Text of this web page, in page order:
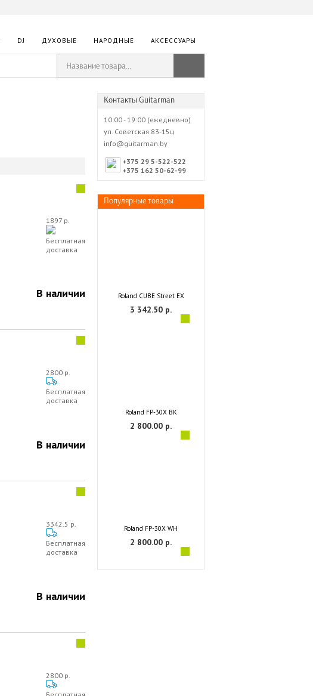
DJ ДУХОВЫЕ НАРОДНЫЕ АКСЕССУАРЫ
1897 р.
Бесплатная
доставка
В наличии
2800 р.
Бесплатная
доставка
В наличии
3342.5 р.
Бесплатная
доставка
В наличии
2800 р.
Контакты Guitarman
10:00 - 19:00 (ежедневно)
ул. Советская 83-15ц
info@guitarman.by
+375 29 5-522-522
+375 162 50-62-99
Популярные товары
Roland CUBE Street EX
3 342.50 р.
Roland FP-30X BK
2 800.00 р.
Roland FP-30X WH
2 800.00 р.